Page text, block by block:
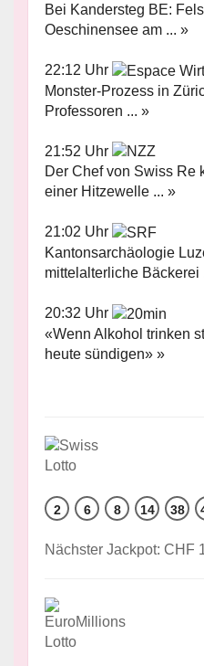
Bei Kandersteg BE:
Oeschinensee am ... »
22:12 Uhr
Monster-Prozess in
Professoren ... »
21:52 Uhr
Der Chef von Swiss Re
einer Hitzewelle ... »
21:02 Uhr
Kantonsarchäologie
mittelalterliche Bäckerei
20:32 Uhr
«Wenn Alkohol trinken
heute sündigen» »
2 6 8 14 38
Nächster Jackpot: CHF